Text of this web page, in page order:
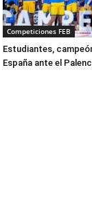
Competiciones FEB
Estudiantes,
España ante el